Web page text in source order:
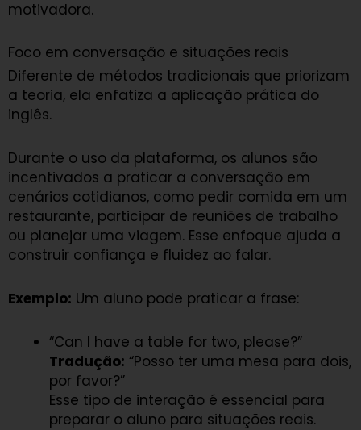
motivadora.
Foco em conversação e situações reais
Diferente de métodos tradicionais que priorizam
a teoria, ela enfatiza a aplicação prática do
inglês.
Durante o uso da plataforma, os alunos são
incentivados a praticar a conversação em
cenários cotidianos, como pedir comida em um
restaurante, participar de reuniões de trabalho
ou planejar uma viagem. Esse enfoque ajuda a
construir confiança e fluidez ao falar.
Exemplo: Um aluno pode praticar a frase:
“Can I have a table for two, please?”
Tradução: “Posso ter uma mesa para dois,
por favor?”
Esse tipo de interação é essencial para
preparar o aluno para situações reais.